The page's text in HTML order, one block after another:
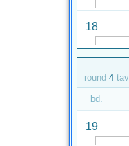
18
round 4
bd.
19